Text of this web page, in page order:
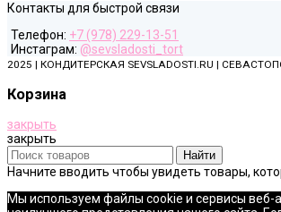
Контакты для быстрой связи
Телефон: +7 (978) 229-13-51
Инстаграм: @sevsladosti_tort
2025 | КОНДИТЕРСКАЯ SEVSLADOSTI.RU |
Корзина
закрыть
закрыть
Найти
Начните вводить чтобы увидеть товары,
Мы используем файлы cookie и сервисы веб-